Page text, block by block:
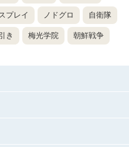
プレイ ノドグロ 自衛隊
き 梅光学院 朝鮮戦争